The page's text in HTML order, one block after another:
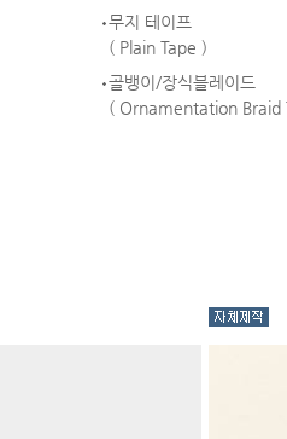
무지 테이프
( Plain Tape )
골뱅이/장식블레이드
( Ornamentation Braid